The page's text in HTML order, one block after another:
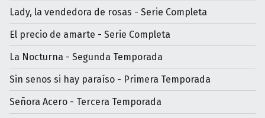
Lady, la vendedora de rosas - Serie Completa
El precio de amarte - Serie Completa
La Nocturna - Segunda Temporada
Sin senos si hay paraíso - Primera Temporada
Señora Acero - Tercera Temporada